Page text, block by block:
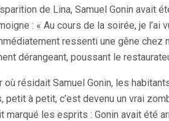
de Lina, Samuel Gonin avait
: « Au cours de la soirée, je
ressenti une gêne
dérangeant, poussant le
où résidait Samuel Gonin, les
petit à petit, c’est devenu un vrai
marqué les esprits : Gonin avait été